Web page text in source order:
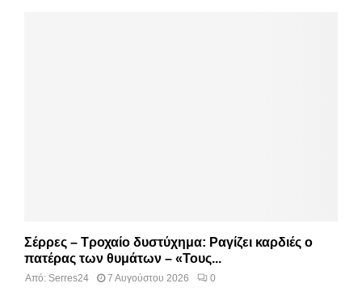
Σέρρες – Τροχαίο δυστύχημα: Ραγίζει καρδιές ο
πατέρας των θυμάτων – «Τους...
Από: Serres24 7 Αυγούστου 2026 0